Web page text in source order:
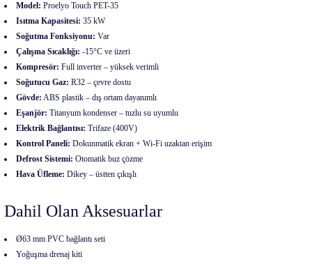
Model: Proelyo Touch PET-35
Isıtma Kapasitesi: 35 kW
Soğutma Fonksiyonu: Var
Çalışma Sıcaklığı: -15°C ve üzeri
Kompresör: Full inverter – yüksek verimli
Soğutucu Gaz: R32 – çevre dostu
Gövde: ABS plastik – dış ortam dayanımlı
Eşanjör: Titanyum kondenser – tuzlu su uyumlu
Elektrik Bağlantısı: Trifaze (400V)
Kontrol Paneli: Dokunmatik ekran + Wi-Fi uzaktan erişim
Defrost Sistemi: Otomatik buz çözme
Hava Üfleme: Dikey – üstten çıkışlı
Dahil Olan Aksesuarlar
Ø63 mm PVC bağlantı seti
Yoğuşma drenaj kiti